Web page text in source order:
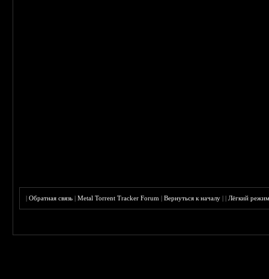
|Обратная связь |Metal Torrent Tracker Forum |Вернуться к началу ||Лёгкий